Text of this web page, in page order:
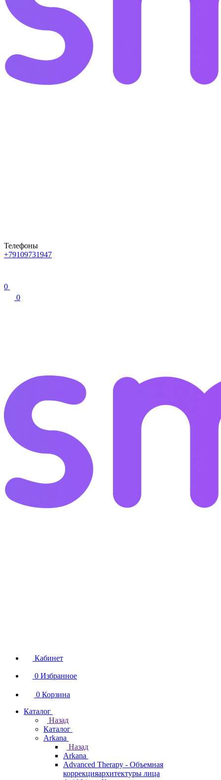
Телефоны
+79109731947
0
0
Кабинет
0 Избранное
0 Корзина
Каталог
Назад
Каталог
Arkana
Назад
Arkana
Advanced Therapy - Объемная
коррекцияархитектуры лица